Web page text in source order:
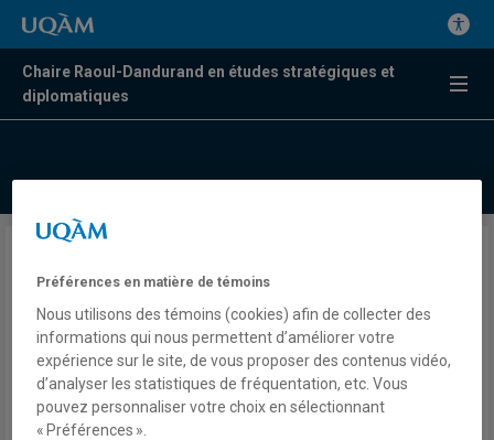
Chaire Raoul-Dandurand en études stratégiques et
diplomatiques
Cyberguerre: États-Unis,
Chine, Russie, Iran, Corée du
Nord… la première
“cyberguerre mondiale” a-t-
elle déjà commencé?
Préférences en matière de témoins
Nous utilisons des témoins (cookies) afin de collecter des
informations qui nous permettent d’améliorer votre
expérience sur le site, de vous proposer des contenus vidéo,
d’analyser les statistiques de fréquentation, etc. Vous
pouvez personnaliser votre choix en sélectionnant
« Préférences ».